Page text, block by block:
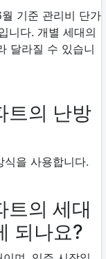
기준 관리비 단가
니다. 개별 세대의
달라질 수 있습니
트의 난방
식을 사용합니다.
트의 세대
되나요?